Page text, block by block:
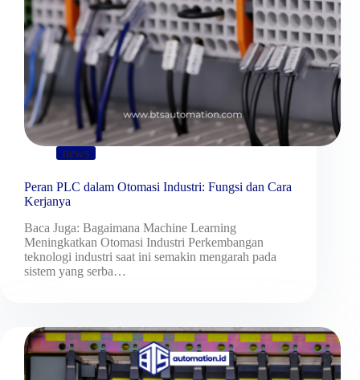
news
Peran PLC dalam Otomasi Industri: Fungsi dan Cara
Kerjanya
Baca Juga: Bagaimana Machine Learning
Meningkatkan Otomasi Industri Perkembangan
teknologi industri saat ini semakin mengarah pada
sistem yang serba…